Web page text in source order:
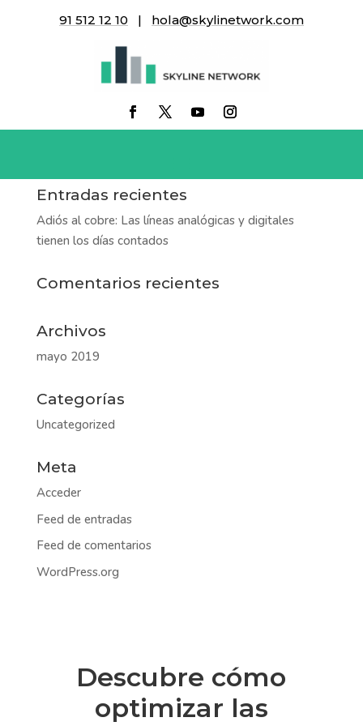
91 512 12 10 | hola@skylinetwork.com
nube
Entradas recientes
Adiós al cobre: Las líneas analógicas y digitales
tienen los días contados
Comentarios recientes
Archivos
mayo 2019
Categorías
Uncategorized
Meta
Acceder
Feed de entradas
Feed de comentarios
WordPress.org
Descubre cómo
optimizar las